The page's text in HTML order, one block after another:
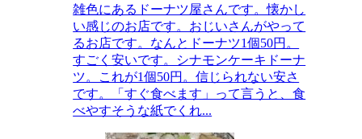
雑色にあるドーナツ屋さんです。懐かし
い感じのお店です。おじいさんがやって
るお店です。なんとドーナツ1個50円。
すごく安いです。シナモンケーキドーナ
ツ。これが1個50円。信じられない安さ
です。「すぐ食べます」って言うと、食
べやすそうな紙でくれ...